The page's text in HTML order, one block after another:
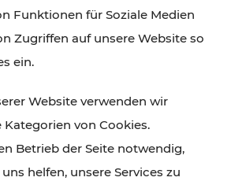
und das Burgenland
und Gastronomie,
Naturgenuss – viele
mit den Ticket- und Fahrplan-
gut und schnell erreichbar.
Funktionen für Soziale Medien
Zugriffen auf unsere Website so
ein.
Website verwenden wir
von Cookies.
Betrieb der Seite notwendig,
helfen, unsere Services zu